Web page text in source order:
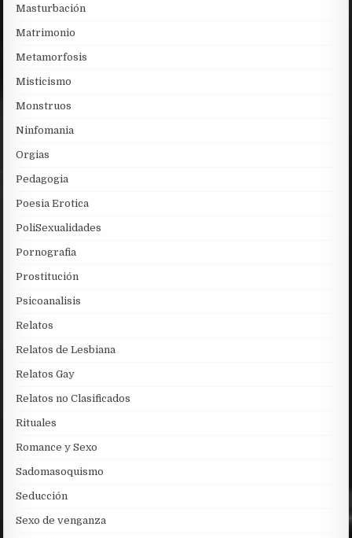
Masturbación
Matrimonio
Metamorfosis
Misticismo
Monstruos
Ninfomania
Orgias
Pedagogia
Poesia Erotica
PoliSexualidades
Pornografia
Prostitución
Psicoanalisis
Relatos
Relatos de Lesbiana
Relatos Gay
Relatos no Clasificados
Rituales
Romance y Sexo
Sadomasoquismo
Seducción
Sexo de venganza